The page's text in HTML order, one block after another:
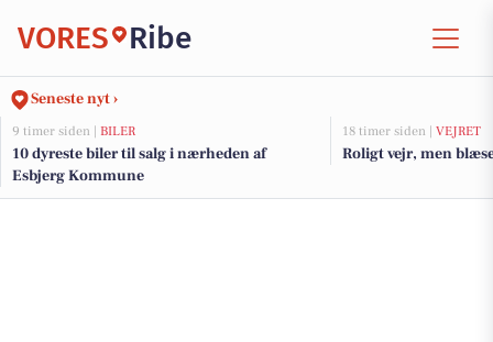
VORES Ribe
Seneste nyt ›
9 timer siden | BILER
10 dyreste biler til salg i nærheden af
Esbjerg Kommune
18 timer siden | VEJRET
Roligt vejr, men